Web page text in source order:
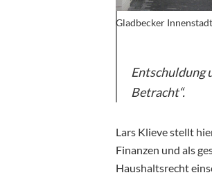
Gladbecker Innenstadt
Entschuldung
Betracht“.
Lars Klieve stellt
Finanzen und als
Haushaltsrecht